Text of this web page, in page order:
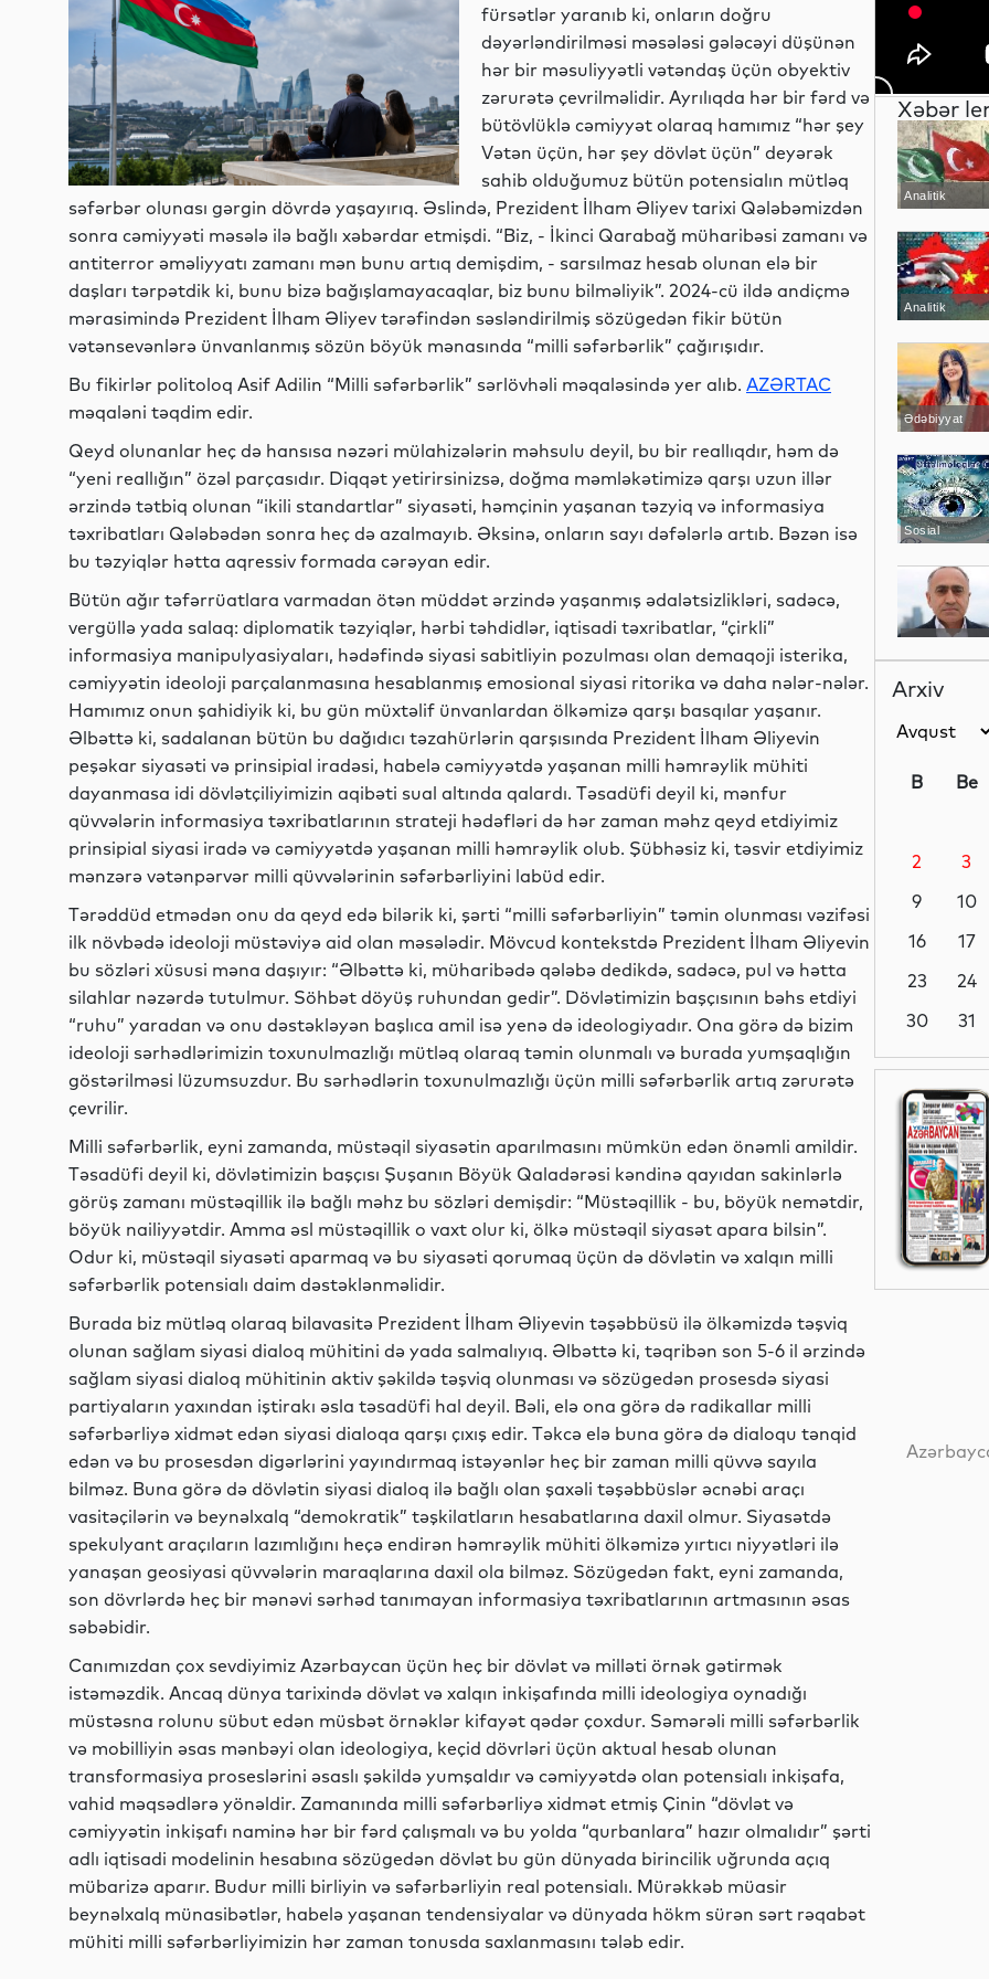
fürsətlər yaranıb ki, onların doğru
dəyərləndirilməsi məsələsi gələcəyi düşünən
hər bir məsuliyyətli vətəndaş üçün obyektiv
zərurətə çevrilməlidir. Ayrılıqda hər bir fərd və
bütövlüklə cəmiyyət olaraq hamımız “hər şey
Vətən üçün, hər şey dövlət üçün” deyərək
sahib olduğumuz bütün potensialın mütləq
səfərbər olunası gərgin dövrdə yaşayırıq. Əslində, Prezident İlham Əliyev tarixi Qələbəmizdən
sonra cəmiyyəti məsələ ilə bağlı xəbərdar etmişdi. “Biz, - İkinci Qarabağ müharibəsi zamanı və
antiterror əməliyyatı zamanı mən bunu artıq demişdim, - sarsılmaz hesab olunan elə bir
daşları tərpətdik ki, bunu bizə bağışlamayacaqlar, biz bunu bilməliyik”. 2024-cü ildə andiçmə
mərasimində Prezident İlham Əliyev tərəfindən səsləndirilmiş sözügedən fikir bütün
vətənsevənlərə ünvanlanmış sözün böyük mənasında “milli səfərbərlik” çağırışıdır.
Bu fikirlər politoloq Asif Adilin “Milli səfərbərlik” sərlövhəli məqaləsində yer alıb. AZƏRTAC
məqaləni təqdim edir.
Qeyd olunanlar heç də hansısa nəzəri mülahizələrin məhsulu deyil, bu bir reallıqdır, həm də
“yeni reallığın” özəl parçasıdır. Diqqət yetirirsinizsə, doğma məmləkətimizə qarşı uzun illər
ərzində tətbiq olunan “ikili standartlar” siyasəti, həmçinin yaşanan təzyiq və informasiya
təxribatları Qələbədən sonra heç də azalmayıb. Əksinə, onların sayı dəfələrlə artıb. Bəzən isə
bu təzyiqlər hətta aqressiv formada cərəyan edir.
Bütün ağır təfərrüatlara varmadan ötən müddət ərzində yaşanmış ədalətsizlikləri, sadəcə,
vergüllə yada salaq: diplomatik təzyiqlər, hərbi təhdidlər, iqtisadi təxribatlar, “çirkli”
informasiya manipulyasiyaları, hədəfində siyasi sabitliyin pozulması olan demaqoji isterika,
cəmiyyətin ideoloji parçalanmasına hesablanmış emosional siyasi ritorika və daha nələr-nələr.
Hamımız onun şahidiyik ki, bu gün müxtəlif ünvanlardan ölkəmizə qarşı basqılar yaşanır.
Əlbəttə ki, sadalanan bütün bu dağıdıcı təzahürlərin qarşısında Prezident İlham Əliyevin
peşəkar siyasəti və prinsipial iradəsi, habelə cəmiyyətdə yaşanan milli həmrəylik mühiti
dayanmasa idi dövlətçiliyimizin aqibəti sual altında qalardı. Təsadüfi deyil ki, mənfur
qüvvələrin informasiya təxribatlarının strateji hədəfləri də hər zaman məhz qeyd etdiyimiz
prinsipial siyasi iradə və cəmiyyətdə yaşanan milli həmrəylik olub. Şübhəsiz ki, təsvir etdiyimiz
mənzərə vətənpərvər milli qüvvələrinin səfərbərliyini labüd edir.
Tərəddüd etmədən onu da qeyd edə bilərik ki, şərti “milli səfərbərliyin” təmin olunması vəzifəsi
ilk növbədə ideoloji müstəviyə aid olan məsələdir. Mövcud kontekstdə Prezident İlham Əliyevin
bu sözləri xüsusi məna daşıyır: “Əlbəttə ki, müharibədə qələbə dedikdə, sadəcə, pul və hətta
silahlar nəzərdə tutulmur. Söhbət döyüş ruhundan gedir”. Dövlətimizin başçısının bəhs etdiyi
“ruhu” yaradan və onu dəstəkləyən başlıca amil isə yenə də ideologiyadır. Ona görə də bizim
ideoloji sərhədlərimizin toxunulmazlığı mütləq olaraq təmin olunmalı və burada yumşaqlığın
göstərilməsi lüzumsuzdur. Bu sərhədlərin toxunulmazlığı üçün milli səfərbərlik artıq zərurətə
çevrilir.
Milli səfərbərlik, eyni zamanda, müstəqil siyasətin aparılmasını mümkün edən önəmli amildir.
Təsadüfi deyil ki, dövlətimizin başçısı Şuşanın Böyük Qaladərəsi kəndinə qayıdan sakinlərlə
görüş zamanı müstəqillik ilə bağlı məhz bu sözləri demişdir: “Müstəqillik - bu, böyük nemətdir,
böyük nailiyyətdir. Amma əsl müstəqillik o vaxt olur ki, ölkə müstəqil siyasət apara bilsin”.
Odur ki, müstəqil siyasəti aparmaq və bu siyasəti qorumaq üçün də dövlətin və xalqın milli
səfərbərlik potensialı daim dəstəklənməlidir.
Burada biz mütləq olaraq bilavasitə Prezident İlham Əliyevin təşəbbüsü ilə ölkəmizdə təşviq
olunan sağlam siyasi dialoq mühitini də yada salmalıyıq. Əlbəttə ki, təqribən son 5-6 il ərzində
sağlam siyasi dialoq mühitinin aktiv şəkildə təşviq olunması və sözügedən prosesdə siyasi
partiyaların yaxından iştirakı əsla təsadüfi hal deyil. Bəli, elə ona görə də radikallar milli
səfərbərliyə xidmət edən siyasi dialoqa qarşı çıxış edir. Təkcə elə buna görə də dialoqu tənqid
edən və bu prosesdən digərlərini yayındırmaq istəyənlər heç bir zaman milli qüvvə sayıla
bilməz. Buna görə də dövlətin siyasi dialoq ilə bağlı olan şaxəli təşəbbüslər əcnəbi araçı
vasitəçilərin və beynəlxalq “demokratik” təşkilatların hesabatlarına daxil olmur. Siyasətdə
spekulyant araçıların lazımlığını heçə endirən həmrəylik mühiti ölkəmizə yırtıcı niyyətləri ilə
yanaşan geosiyasi qüvvələrin maraqlarına daxil ola bilməz. Sözügedən fakt, eyni zamanda,
son dövrlərdə heç bir mənəvi sərhəd tanımayan informasiya təxribatlarının artmasının əsas
səbəbidir.
Canımızdan çox sevdiyimiz Azərbaycan üçün heç bir dövlət və milləti örnək gətirmək
istəməzdik. Ancaq dünya tarixində dövlət və xalqın inkişafında milli ideologiya oynadığı
müstəsna rolunu sübut edən müsbət örnəklər kifayət qədər çoxdur. Səmərəli milli səfərbərlik
və mobilliyin əsas mənbəyi olan ideologiya, keçid dövrləri üçün aktual hesab olunan
transformasiya proseslərini əsaslı şəkildə yumşaldır və cəmiyyətdə olan potensialı inkişafa,
vahid məqsədlərə yönəldir. Zamanında milli səfərbərliyə xidmət etmiş Çinin “dövlət və
cəmiyyətin inkişafı naminə hər bir fərd çalışmalı və bu yolda “qurbanlara” hazır olmalıdır” şərti
adlı iqtisadi modelinin hesabına sözügedən dövlət bu gün dünyada birincilik uğrunda açıq
mübarizə aparır. Budur milli birliyin və səfərbərliyin real potensialı. Mürəkkəb müasir
beynəlxalq münasibətlər, habelə yaşanan tendensiyalar və dünyada hökm sürən sərt rəqabət
mühiti milli səfərbərliyimizin hər zaman tonusda saxlanmasını tələb edir.
Xəbər
Analitik
Analitik
Ədəbiyyat
Sosial
Sosial
Maraqlı
Maraqlı
Analitik
Siyasət
Arxiv
B Be
2
3
9
10
16
17
23
24
30
31